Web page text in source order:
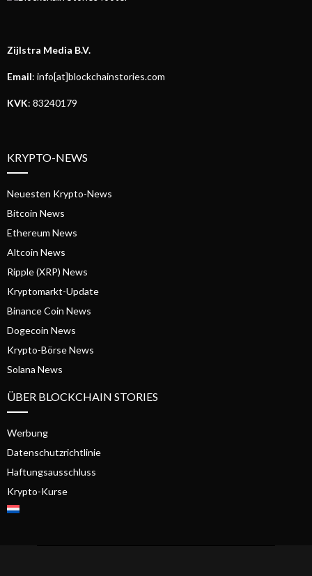
Zijlstra Media B.V.
Email: info[at]blockchainstories.com
KVK: 83240179
KRYPTO-NEWS
Neuesten Krypto-News
Bitcoin News
Ethereum News
Altcoin News
Ripple (XRP) News
Kryptomarkt-Update
Binance Coin News
Dogecoin News
Krypto-Börse News
Solana News
ÜBER BLOCKCHAIN STORIES
Werbung
Datenschutzrichtlinie
Haftungsausschluss
Krypto-Kurse